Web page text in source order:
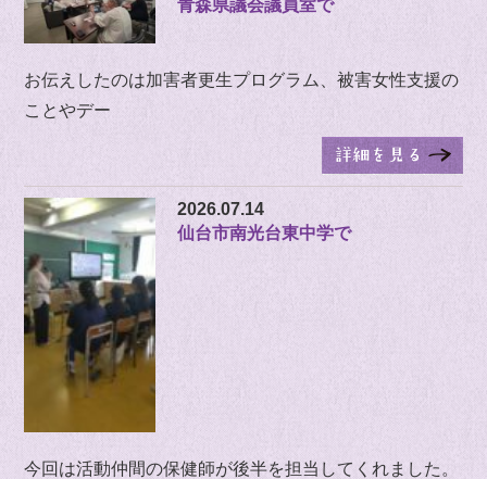
青森県議会議員室で
お伝えしたのは加害者更生プログラム、被害女性支援の
ことやデー
2026.07.14
仙台市南光台東中学で
今回は活動仲間の保健師が後半を担当してくれました。